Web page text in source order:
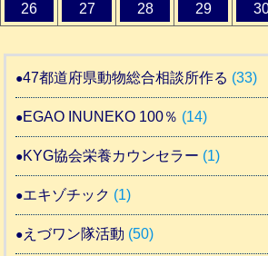
26 27 28 29
47都道府県動物総合相談所作る (33)
EGAO INUNEKO 100％ (14)
KYG協会栄養カウンセラー (1)
エキゾチック (1)
えづワン隊活動 (50)